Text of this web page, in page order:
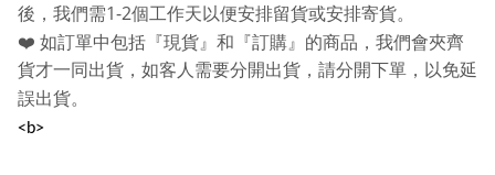
後，我們需1-2個工作天以便安排留貨或安排寄貨。
❤️ 如訂單中包括『現貨』和『訂購』的商品，我們會夾齊
貨才一同出貨，如客人需要分開出貨，請分開下單，以免延
誤出貨。
<b>